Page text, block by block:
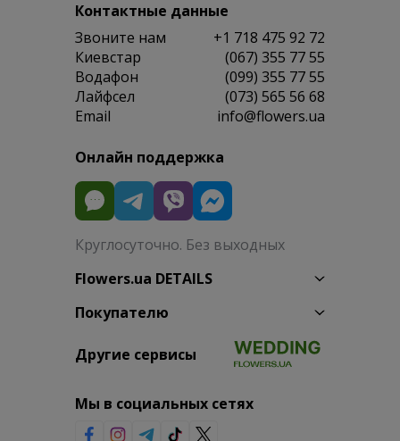
Контактные данные
Звоните нам
+1 718 475 92 72
Киевстар
(067) 355 77 55
Водафон
(099) 355 77 55
Лайфсел
(073) 565 56 68
Email
info@flowers.ua
Онлайн поддержка
Круглосуточно. Без выходных
Flowers.ua DETAILS
Покупателю
Другие сервисы
Мы в социальных сетях